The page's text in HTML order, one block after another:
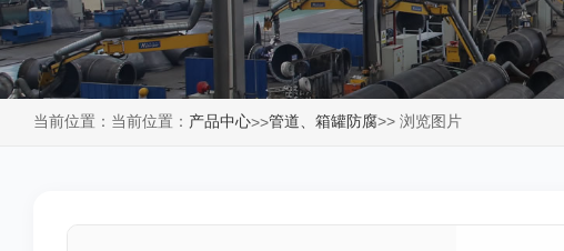
当前位置：当前位置： 产品中心>>管道、箱罐防腐>> 浏览图片